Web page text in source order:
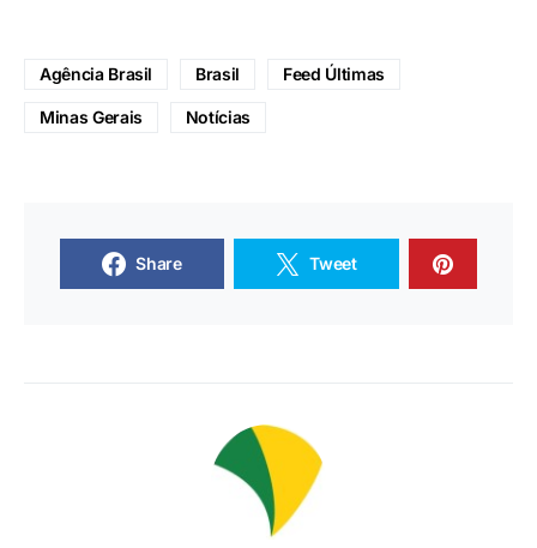
Agência Brasil Brasil Feed Últimas
Minas Gerais Notícias
Share Tweet